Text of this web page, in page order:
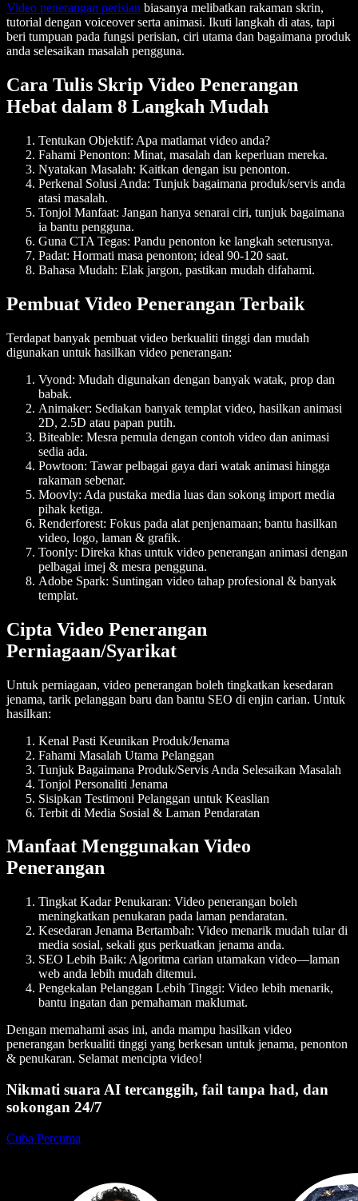
Video penerangan perisian biasanya melibatkan rakaman skrin,
tutorial dengan voiceover serta animasi. Ikuti langkah di atas, tapi
beri tumpuan pada fungsi perisian, ciri utama dan bagaimana produk
anda selesaikan masalah pengguna.
Cara Tulis Skrip Video Penerangan
Hebat dalam 8 Langkah Mudah
Tentukan Objektif: Apa matlamat video anda?
Fahami Penonton: Minat, masalah dan keperluan mereka.
Nyatakan Masalah: Kaitkan dengan isu penonton.
Perkenal Solusi Anda: Tunjuk bagaimana produk/servis anda
atasi masalah.
Tonjol Manfaat: Jangan hanya senarai ciri, tunjuk bagaimana
ia bantu pengguna.
Guna CTA Tegas: Pandu penonton ke langkah seterusnya.
Padat: Hormati masa penonton; ideal 90-120 saat.
Bahasa Mudah: Elak jargon, pastikan mudah difahami.
Pembuat Video Penerangan Terbaik
Terdapat banyak pembuat video berkualiti tinggi dan mudah
digunakan untuk hasilkan video penerangan:
Vyond: Mudah digunakan dengan banyak watak, prop dan
babak.
Animaker: Sediakan banyak templat video, hasilkan animasi
2D, 2.5D atau papan putih.
Biteable: Mesra pemula dengan contoh video dan animasi
sedia ada.
Powtoon: Tawar pelbagai gaya dari watak animasi hingga
rakaman sebenar.
Moovly: Ada pustaka media luas dan sokong import media
pihak ketiga.
Renderforest: Fokus pada alat penjenamaan; bantu hasilkan
video, logo, laman & grafik.
Toonly: Direka khas untuk video penerangan animasi dengan
pelbagai imej & mesra pengguna.
Adobe Spark: Suntingan video tahap profesional & banyak
templat.
Cipta Video Penerangan
Perniagaan/Syarikat
Untuk perniagaan, video penerangan boleh tingkatkan kesedaran
jenama, tarik pelanggan baru dan bantu SEO di enjin carian. Untuk
hasilkan:
Kenal Pasti Keunikan Produk/Jenama
Fahami Masalah Utama Pelanggan
Tunjuk Bagaimana Produk/Servis Anda Selesaikan Masalah
Tonjol Personaliti Jenama
Sisipkan Testimoni Pelanggan untuk Keaslian
Terbit di Media Sosial & Laman Pendaratan
Manfaat Menggunakan Video
Penerangan
Tingkat Kadar Penukaran: Video penerangan boleh
meningkatkan penukaran pada laman pendaratan.
Kesedaran Jenama Bertambah: Video menarik mudah tular di
media sosial, sekali gus perkuatkan jenama anda.
SEO Lebih Baik: Algoritma carian utamakan video—laman
web anda lebih mudah ditemui.
Pengekalan Pelanggan Lebih Tinggi: Video lebih menarik,
bantu ingatan dan pemahaman maklumat.
Dengan memahami asas ini, anda mampu hasilkan video
penerangan berkualiti tinggi yang berkesan untuk jenama, penonton
& penukaran. Selamat mencipta video!
Nikmati suara AI tercanggih, fail tanpa had, dan
sokongan 24/7
Cuba Percuma